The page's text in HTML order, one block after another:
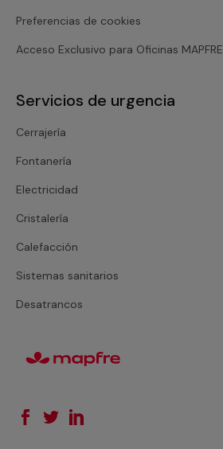
Preferencias de cookies
Acceso Exclusivo para Oficinas MAPFRE
Servicios de urgencia
Cerrajería
Fontanería
Electricidad
Cristalería
Calefacción
Sistemas sanitarios
Desatrancos